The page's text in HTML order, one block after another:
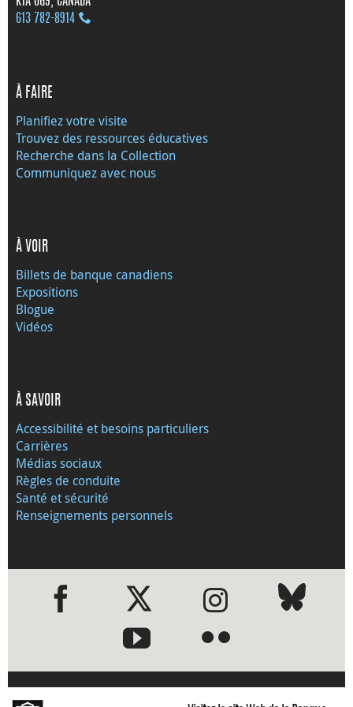
613 782‑8914
À FAIRE
Planifiez votre visite
Trouvez des ressources éducatives
Recherche dans la Collection
Communiquez avec nous
À VOIR
Billets de banque canadiens
Expositions
Blogue
Vidéos
À SAVOIR
Accessibilité et besoins particuliers
Carrières
Médias sociaux
Règles de conduite
Santé et sécurité
Renseignements personnels
●●